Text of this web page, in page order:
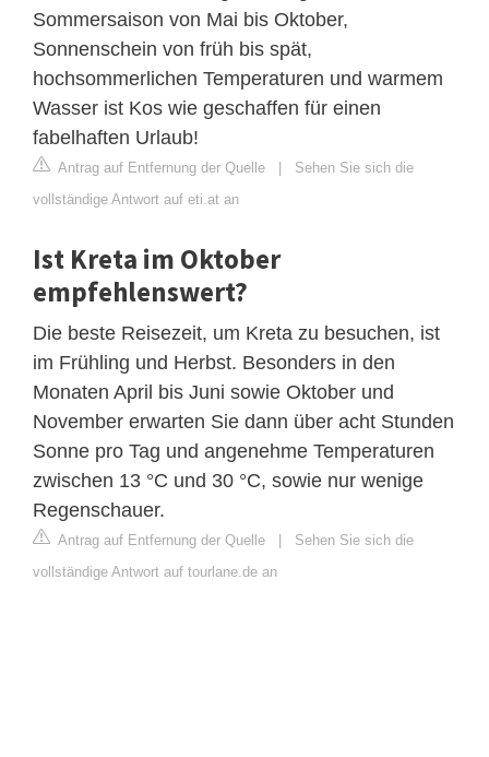
Sommersaison von Mai bis Oktober,
Sonnenschein von früh bis spät,
hochsommerlichen Temperaturen und warmem
Wasser ist Kos wie geschaffen für einen
fabelhaften Urlaub!
Antrag auf Entfernung der Quelle | Sehen Sie sich die
vollständige Antwort auf eti.at an
Ist Kreta im Oktober
empfehlenswert?
Die beste Reisezeit, um Kreta zu besuchen, ist
im Frühling und Herbst. Besonders in den
Monaten April bis Juni sowie Oktober und
November erwarten Sie dann über acht Stunden
Sonne pro Tag und angenehme Temperaturen
zwischen 13 °C und 30 °C, sowie nur wenige
Regenschauer.
Antrag auf Entfernung der Quelle | Sehen Sie sich die
vollständige Antwort auf tourlane.de an